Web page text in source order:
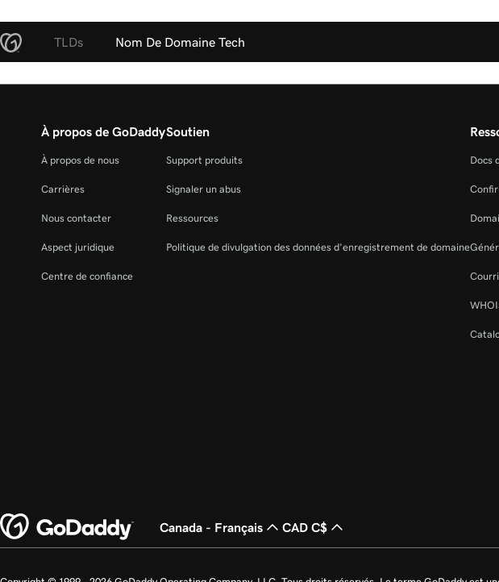
TLDs Nom De Domaine Tech
À propos de GoDaddy
À propos de nous
Carrières
Nous contacter
Aspect juridique
Centre de confiance
Soutien
Support produits
Signaler un abus
Ressources
Politique de divulgation des données d'enregistrement de domaine
Docs
Canada - Français CAD C$